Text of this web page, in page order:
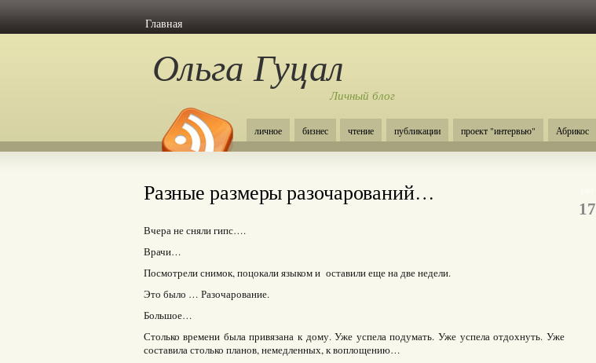
Главная
Ольга Гуцал
Личный блог
личное бизнес чтение публикации проект "интервью" Абрикос
17
Разные размеры разочарований…
Вчера не сняли гипс….
Врачи…
Посмотрели снимок, поцокали языком и оставили еще на две недели.
Это было … Разочарование.
Большое…
Столько времени была привязана к дому. Уже успела подумать. Уже успела отдохнуть. Уже
составила столько планов, немедленных, к воплощению…